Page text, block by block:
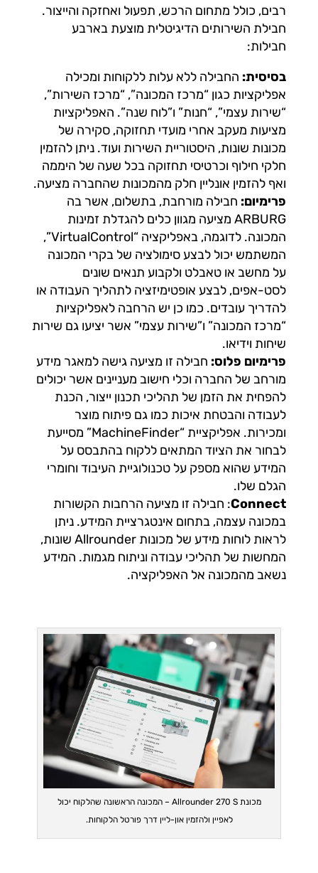
רבים, כולל מתחום הרכש, תפעול ואחזקה והייצור.
חבילת השירותים הדיגיטלית מוצעת בארבע
חבילות:
בסיסית: החבילה ללא עלות ללקוחות ומכילה
אפליקציות כגון “מרכז המכונה”, “מרכז השירות”,
“שירות עצמי”, “חנות” ו”לוח שנה”. האפליקציות
מציעות מעקב אחרי מועדי תחזוקה, סקירה של
מכונות שונות, היסטוריית השירות ועוד. ניתן להזמין
חלקי חילוף וכרטיסי תחזוקה בכל שעה של היממה
ואף להזמין אונליין חלק מהמכונות שהחברה מציעה.
פרימיום: חבילה מורחבת, בתשלום, אשר בה
ARBURG מציעה מגוון כלים להגדלת זמינות
המכונה. לדוגמה, באפליקציה “VirtualControl”,
המשתמש יכול לבצע סימולציה של בקרי המכונה
על מחשב או טאבלט ולקבוע תנאים שונים
לסט-אפים, לבצע אופטימיזציה לתהליך העבודה או
להדריך עובדים. כמו כן יש הרחבה לאפליקציות
“מרכז המכונה” ו”שירות עצמי” אשר יציעו גם שירות
שיחות וידיאו.
פרימיום פלוס: חבילה זו מציעה גישה למאגר מידע
מורחב של החברה וכלי חישוב מעניינים אשר יכולים
להפחית את הזמן של תהליכי תכנון ייצור, הכנת
לעבודה והבטחת איכות כמו גם פיתוח מוצר
ומכירות. אפליקציית “MachineFinder” מסייעת
לבחור את הציוד המתאים ללקוח בהתבסס על
המידע שהוא מספק על טכנולוגיית העיבוד וחומרי
הגלם שלו.
Connect: חבילה זו מציעה הרחבות הקשורות
במכונה עצמה, בתחום אינטגרציית המידע. ניתן
לראות לוחות מידע של מכונות Allrounder שונות,
המחשות של תהליכי עבודה וניתוח מגמות. המידע
נשאב מהמכונה אל האפליקציה.
מכונת Allrounder 270 S – המכונה הראשונה שהלקוח יכול
לאפיין ולהזמין און-ליין דרך פורטל הלקוחות.